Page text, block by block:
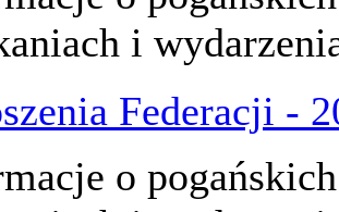
i
Federacji -
o pogańskich